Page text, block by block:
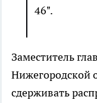
46".
Заместитель
Нижегородской
сдерживать